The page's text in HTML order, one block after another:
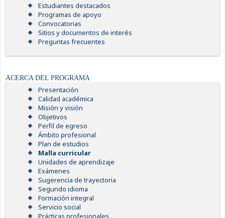
Estudiantes destacados
Programas de apoyo
Convocatorias
Sitios y documentos de interés
Preguntas frecuentes
ACERCA DEL PROGRAMA
Presentación
Calidad académica
Misión y visión
Objetivos
Perfil de egreso
Ámbito profesional
Plan de estudios
Malla curricular
Unidades de aprendizaje
Exámenes
Sugerencia de trayectoria
Segundo idioma
Formación integral
Servicio social